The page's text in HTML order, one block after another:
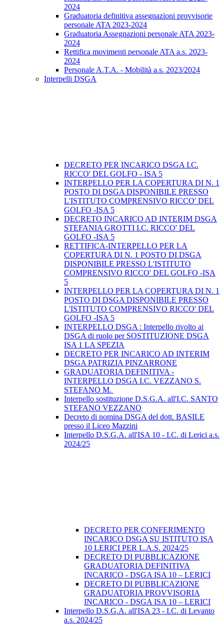
2024
Graduatoria definitiva assegnazioni provvisorie
personale ATA 2023-2024
Graduatoria Assegnazioni personale ATA 2023-
2024
Rettifica movimenti personale ATA a.s. 2023-
2024
Personale A.T.A. - Mobilità a.s. 2023/2024
Interpelli DSGA
DECRETO PER INCARICO DSGA I.C.
RICCO' DEL GOLFO - ISA 5
INTERPELLO PER LA COPERTURA DI N. 1
POSTO DI DSGA DISPONIBILE PRESSO
L'ISTITUTO COMPRENSIVO RICCO' DEL
GOLFO -ISA 5
DECRETO INCARICO AD INTERIM DSGA
STEFANIA GROTTI I.C. RICCO' DEL
GOLFO -ISA 5
RETTIFICA-INTERPELLO PER LA
COPERTURA DI N. 1 POSTO DI DSGA
DISPONIBILE PRESSO L'ISTITUTO
COMPRENSIVO RICCO' DEL GOLFO -ISA
5
INTERPELLO PER LA COPERTURA DI N. 1
POSTO DI DSGA DISPONIBILE PRESSO
L'ISTITUTO COMPRENSIVO RICCO' DEL
GOLFO -ISA 5
INTERPELLO DSGA : Interpello rivolto ai
DSGA di ruolo per SOSTITUZIONE DSGA
ISA 1 LA SPEZIA
DECRETO PER INCARICO AD INTERIM
DSGA PATRIZIA PINZARRONE
GRADUATORIA DEFINITIVA -
INTERPELLO DSGA I.C. VEZZANO S.
STEFANO M.
Interpello sostituzione D.S.G.A. all'I.C. SANTO
STEFANO VEZZANO
Decreto di nomina DSGA del dott. BASILE
presso il Liceo Mazzini
Interpello D.S.G.A. all'ISA 10 - I.C. di Lerici a.s.
2024/25
DECRETO PER CONFERIMENTO
INCARICO DSGA SU ISTITUTO ISA
10 LERICI PER L.A.S. 2024/25
DECRETO DI PUBBLICAZIONE
GRADUATORIA DEFINITIVA
INCARICO - DSGA ISA 10 – LERICI
DECRETO DI PUBBLICAZIONE
GRADUATORIA PROVVISORIA
INCARICO - DSGA ISA 10 – LERICI
Interpello D.S.G.A. all'ISA 23 - I.C. di Levanto
a.s. 2024/25